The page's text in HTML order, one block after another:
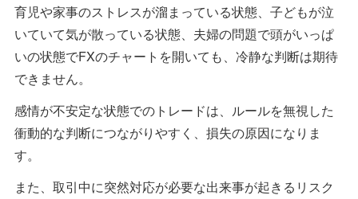
育児や家事のストレスが溜まっている状態、子どもが泣
いていて気が散っている状態、夫婦の問題で頭がいっぱ
いの状態でFXのチャートを開いても、冷静な判断は期待
できません。
感情が不安定な状態でのトレードは、ルールを無視した
衝動的な判断につながりやすく、損失の原因になりま
す。
また、取引中に突然対応が必要な出来事が起きるリスク